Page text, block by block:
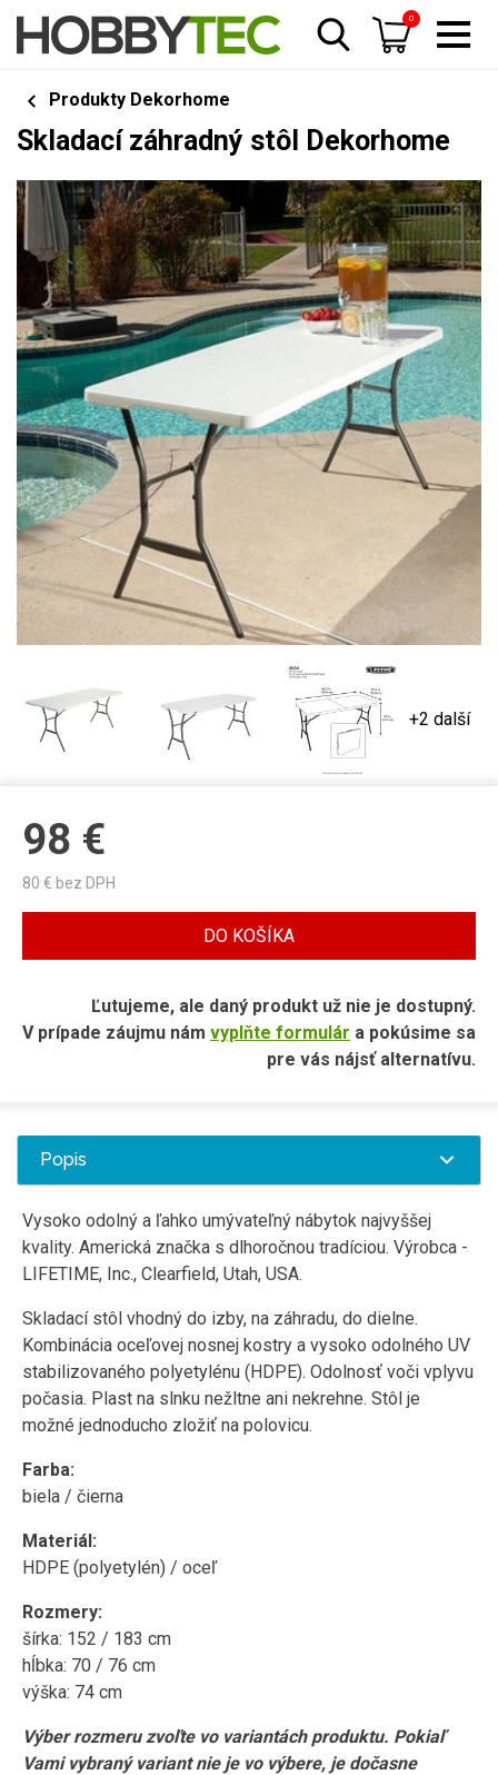
0
Produkty Dekorhome
Skladací záhradný stôl Dekorhome
+2 další
98 €
80 € bez DPH
DO KOŠÍKA
Ľutujeme, ale daný produkt už nie je dostupný.
V prípade záujmu nám vyplňte formulár a pokúsime sa
pre vás nájsť alternatívu.
Popis
Vysoko odolný a ľahko umývateľný nábytok najvyššej
kvality. Americká značka s dlhoročnou tradíciou. Výrobca -
LIFETIME, Inc., Clearfield, Utah, USA.
Skladací stôl vhodný do izby, na záhradu, do dielne.
Kombinácia oceľovej nosnej kostry a vysoko odolného UV
stabilizovaného polyetylénu (HDPE). Odolnosť voči vplyvu
počasia. Plast na slnku nežltne ani nekrehne. Stôl je
možné jednoducho zložiť na polovicu.
Farba:
biela / čierna
Materiál:
HDPE (polyetylén) / oceľ
Rozmery:
šírka: 152 / 183 cm
hĺbka: 70 / 76 cm
výška: 74 cm
Výber rozmeru zvoľte vo variantách produktu. Pokiaľ
Vami vybraný variant nie je vo výbere, je dočasne